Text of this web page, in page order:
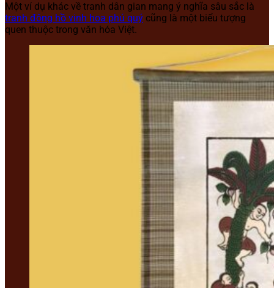
Một ví dụ khác về tranh dân gian mang ý nghĩa sâu sắc là
tranh đông hồ vinh hoa phú quý cũng là một biểu tượng
quen thuộc trong văn hóa Việt.